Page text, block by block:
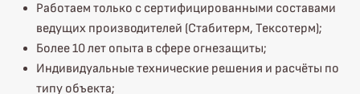
Работаем только с сертифицированными составами
ведущих производителей (Стабитерм, Тексотерм);
Более 10 лет опыта в сфере огнезащиты;
Индивидуальные технические решения и расчёты по
типу объекта;